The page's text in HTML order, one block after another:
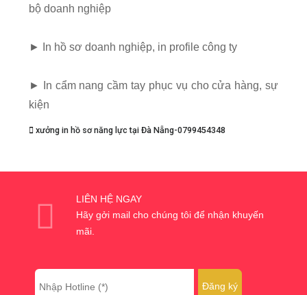
bộ doanh nghiệp
► In hồ sơ doanh nghiệp, in profile công ty
► In cẩm nang cầm tay phục vụ cho cửa hàng, sự
kiện
xưởng in hồ sơ năng lực tại Đà Nẵng-0799454348
LIÊN HỆ NGAY
Hãy gởi mail cho chúng tôi để nhận khuyến
mãi.